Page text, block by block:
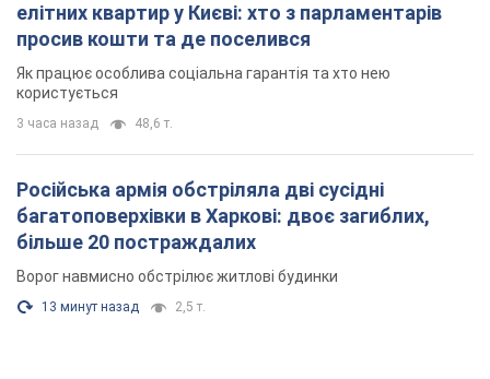
елітних квартир у Києві: хто з парламентарів
просив кошти та де поселився
Як працює особлива соціальна гарантія та хто нею
користується
3 часа назад 48,6 т.
Російська армія обстріляла дві сусідні
багатоповерхівки в Харкові: двоє загиблих,
більше 20 постраждалих
Ворог навмисно обстрілює житлові будинки
13 минут назад 2,5 т.